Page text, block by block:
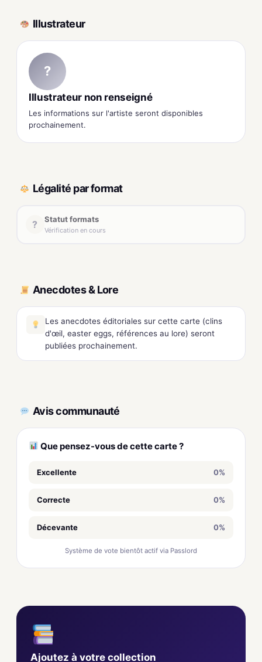
Illustrateur
?
Illustrateur non renseigné
Les informations sur l'artiste seront disponibles
prochainement.
Légalité par format
? Statut formats
Vérification en cours
Anecdotes & Lore
Les anecdotes éditoriales sur cette carte (clins
d'œil, easter eggs, références au lore) seront
publiées prochainement.
Avis communauté
Que pensez-vous de cette carte ?
Excellente 0%
Correcte 0%
Décevante 0%
Système de vote bientôt actif via Passlord
Ajoutez à votre collection